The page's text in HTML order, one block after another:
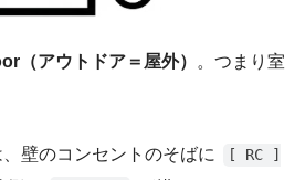
（アウトドア＝屋外） 。つまり室
壁のコンセントのそばに
[ RC ]